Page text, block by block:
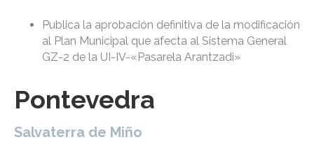
Publica la aprobación definitiva de la modificación
al Plan Municipal que afecta al Sistema General
GZ-2 de la UI-IV-«Pasarela Arantzadi»
Pontevedra
Salvaterra de Miño